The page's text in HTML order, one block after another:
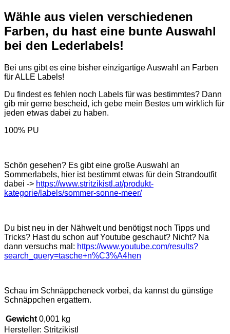
Wähle aus vielen verschiedenen
Farben, du hast eine bunte Auswahl
bei den Lederlabels!
Bei uns gibt es eine bisher einzigartige Auswahl an Farben
für ALLE Labels!
Du findest es fehlen noch Labels für was bestimmtes? Dann
gib mir gerne bescheid, ich gebe mein Bestes um wirklich für
jeden etwas dabei zu haben.
100% PU
Schön gesehen? Es gibt eine große Auswahl an
Sommerlabels, hier ist bestimmt etwas für dein Strandoutfit
dabei -> https://www.stritzikistl.at/produkt-
kategorie/labels/sommer-sonne-meer/
Du bist neu in der Nähwelt und benötigst noch Tipps und
Tricks? Hast du schon auf Youtube geschaut? Nicht? Na
dann versuchs mal: https://www.youtube.com/results?
search_query=tasche+n%C3%A4hen
Schau im Schnäppcheneck vorbei, da kannst du günstige
Schnäppchen ergattern.
Gewicht 0,001 kg
Hersteller: Stritzikistl